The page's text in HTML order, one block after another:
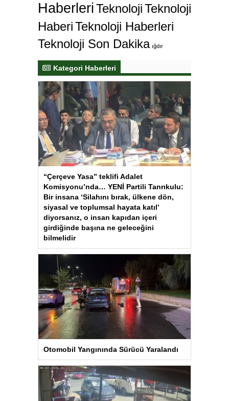
HaberleriTeknolojiTeknoloji
HaberiTeknoloji Haberleri
Teknoloji Son Dakika ığdır
Kategori Haberleri
“Çerçeve Yasa” teklifi Adalet
Komisyonu’nda… YENİ Partili Tanrıkulu:
Bir insana ‘Silahını bırak, ülkene dön,
siyasal ve toplumsal hayata katıl’
diyorsanız, o insan kapıdan içeri
girdiğinde başına ne geleceğini
bilmelidir
Otomobil Yangınında Sürücü Yaralandı